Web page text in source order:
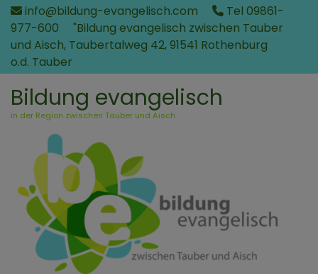
Direkt
zum
Inhalt
info@bildung-evangelisch.com
Tel 09861-
977-600
"Bildung evangelisch zwischen Tauber
und Aisch, Taubertalweg 42, 91541 Rothenburg
o.d. Tauber
Bildung evangelisch
in der Region zwischen Tauber und Aisch